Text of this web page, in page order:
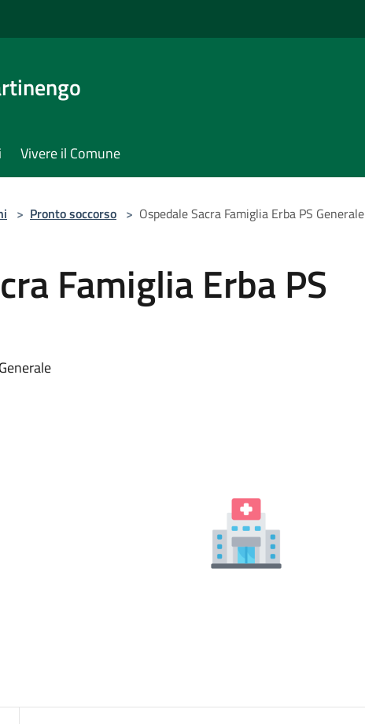
Vivere il Comune
> Pronto soccorso > Ospedale Sacra Famiglia Erba PS Generale
Famiglia Erba PS